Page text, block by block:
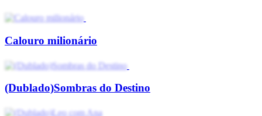
Calouro milionário
(Dublado)Sombras do Destino